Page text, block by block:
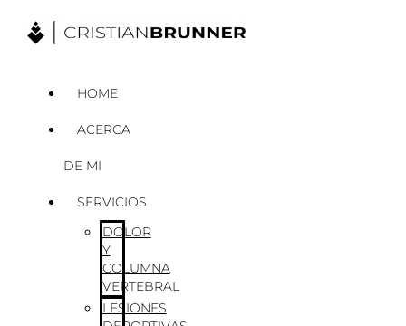
HOME
ACERCA
DE MI
SERVICIOS
DOLOR
Y
COLUMNA
VERTEBRAL
LESIONES